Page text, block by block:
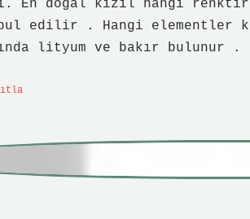
lityum ve bakır bulunur